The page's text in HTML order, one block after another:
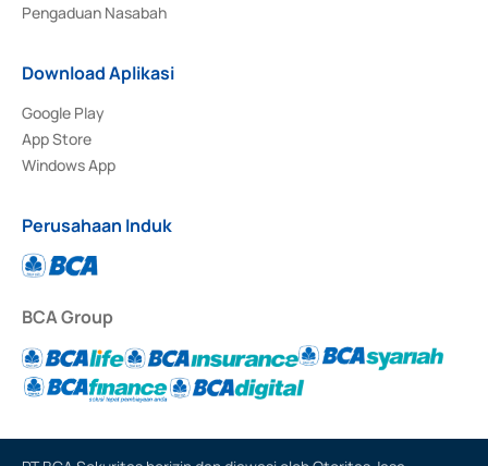
Pengaduan Nasabah
Download Aplikasi
Google Play
App Store
Windows App
Perusahaan Induk
BCA Group